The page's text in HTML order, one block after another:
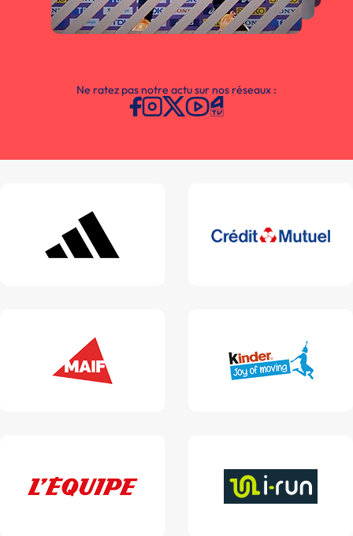
Ne ratez pas notre actu sur nos réseaux :